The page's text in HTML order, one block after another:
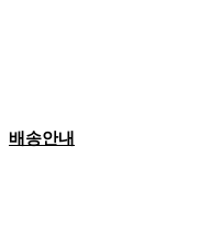
배송안내